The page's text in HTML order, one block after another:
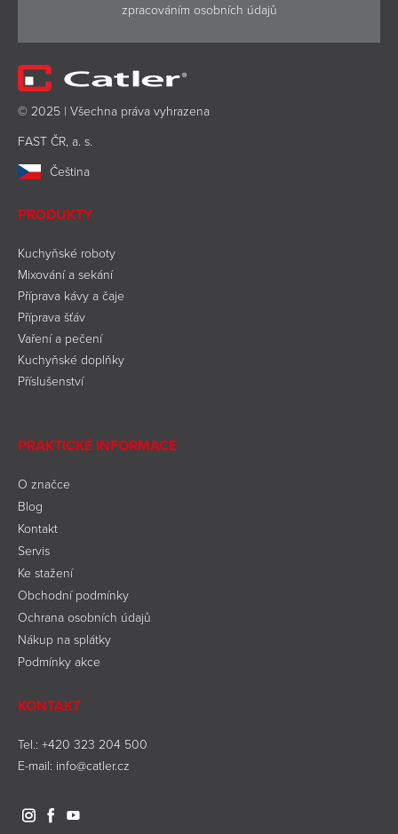
zpracováním osobních údajů
© 2025 | Všechna práva vyhrazena
FAST ČR, a. s.
Čeština
PRODUKTY
Kuchyňské roboty
Mixování a sekání
Příprava kávy a čaje
Příprava šťáv
Vaření a pečení
Kuchyňské doplňky
Příslušenství
PRAKTICKÉ INFORMACE
O značce
Blog
Kontakt
Servis
Ke stažení
Obchodní podmínky
Ochrana osobních údajů
Nákup na splátky
Podmínky akce
KONTAKT
Tel.: +420 323 204 500
E-mail: info@catler.cz